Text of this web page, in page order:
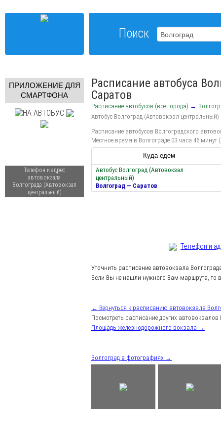
Поиск
ПРИЛОЖЕНИЕ ДЛЯ
СМАРТФОНА
Телефон и адрес
автовокзала
Волгограда (Автовокзал
центральный)
Расписание автобуса
Саратов
Расписание автобусов (все города) →
Автобус Волгоград (Автовокзал
Расписание автобусов Волгоградского
Местное время в Волгограде 03 часа 46
Куда едем
Автобус Волгоград (Автовокзал
центральный)
Волгоград — Саратов
Телефон и
Уточнить расписание автовокзала
Если Вы не нашли нужного Вам маршрута, то
← Вернуться к расписанию автовокзала
Посмотреть расписание других автовокзалов
Площадь железнодорожного вокзала →
Волгоград в фотографиях →